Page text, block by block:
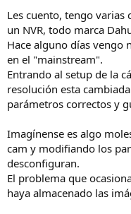
t
e
m
a
o
Les cuento, tengo varias
un NVR, todo marca
Hace alguno días vengo
en el "mainstream".
Entrando al setup de la
resolución esta
parámetros correctos y
Imagínense es algo
cam y modifiando los
desconfiguran.
El problema que
haya almacenado las